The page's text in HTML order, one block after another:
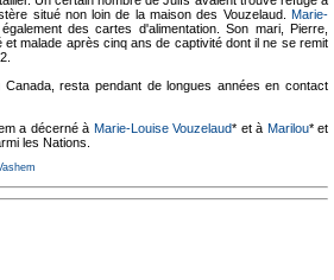
situé non loin de la maison des Vouzelaud.Marie-
des cartes d'alimentation. Son mari, Pierre,
malade après cinq ans de captivité dont il ne se remit
resta pendant de longues années en contact
a décerné à Marie-Louise Vouzelaud* et à Marilou* et
les Nations.